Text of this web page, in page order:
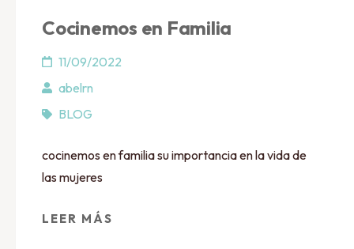
Cocinemos en Familia
11/09/2022
abelrn
BLOG
cocinemos en familia su importancia en la vida de
las mujeres
LEER MÁS